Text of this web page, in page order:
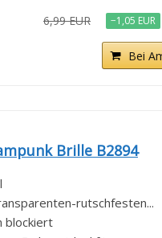
6,99 EUR −1,05 EUR
Bei
Brille B2894
rutschfesten...
blockiert